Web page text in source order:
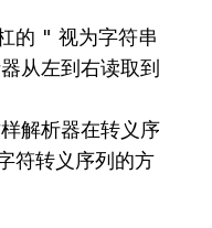
的 " 视为字符串
从左到右读取到
解析器在转义序
符转义序列的方